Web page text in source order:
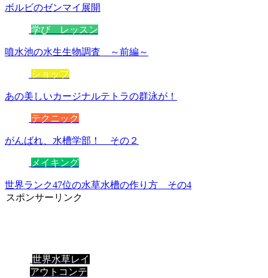
ボルビのゼンマイ展開
学び レッスン
噴水池の水生生物調査 ～前編～
ショップ
あの美しいカージナルテトラの群泳が！
テクニック
がんばれ、水槽学部！ その２
メイキング
世界ランク47位の水草水槽の作り方 その4
スポンサーリンク
世界水草レイ
アウトコンテ